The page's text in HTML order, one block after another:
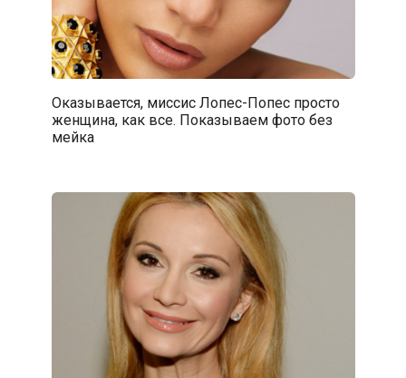
Оказывается, миссис Лопес-Попес просто
женщина, как все. Показываем фото без
мейка